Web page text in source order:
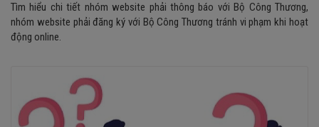
Tìm hiểu chi tiết nhóm website phải thông báo với Bộ Công Thương,
nhóm website phải đăng ký với Bộ Công Thương tránh vi phạm khi hoạt
động online.